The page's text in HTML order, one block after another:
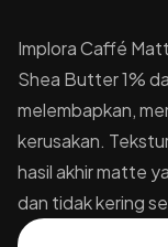
Implora Caffé
Shea Butter 1%
melembapkan,
kerusakan.
hasil akhir matte
dan tidak kering